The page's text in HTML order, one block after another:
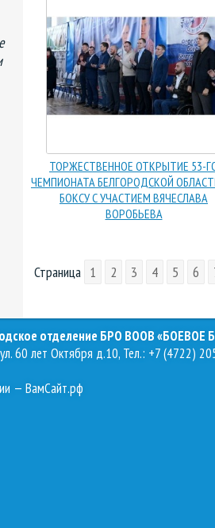
ТОРЖЕСТВЕННОЕ ОТКРЫТИЕ 53-
ЧЕМПИОНАТА БЕЛГОРОДСКОЙ
БОКСУ С УЧАСТИЕМ ВЯЧЕСЛАВА
ВОРОБЬЕВА
Страница 1 2 3 4 5 6
отделение БРО ВООВ «БОЕВОЕ
60 лет Октября д.10, Тел.: +7 (4722)
— ВамСайт.рф